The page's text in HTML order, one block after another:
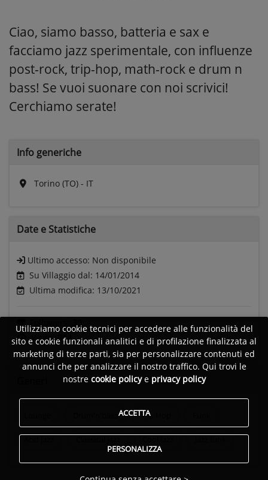
Ciao, siamo basso, batteria e sax e
facciamo jazz sperimentale, con influenze
post-rock, trip-hop, math-rock e drum n
bass! Se vuoi suonare con noi scrivici!
Cerchiamo serate!
Info generiche
Torino (TO) - IT
Date e Statistiche
Ultimo accesso: Non disponibile
Su Villaggio dal: 14/01/2014
Ultima modifica: 13/10/2021
Visite:914
Trip Hop
Utilizziamo cookie tecnici per accedere alle funzionalità del
sito e cookie funzionali analitici e di profilazione finalizzata al
marketing di terze parti, sia per personalizzare contenuti ed
annunci che per analizzare il nostro traffico. Qui trovi le
nostre cookie policye privacy policy
ACCETTA
PERSONALIZZA